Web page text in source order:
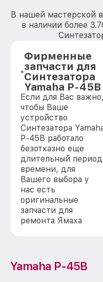
В нашей мастерской
в наличии более
Фирменные
запчасти для
Синтезатора
Yamaha P-45B
Если для Вас важно,
чтобы Ваше
устройство
Синтезатора
P-45B работало
безотказно еще
длительный период
времени, для
Вашего выбора у
нас есть
оригинальные
запчасти для
ремонта Ямаха
Yamaha P-45B